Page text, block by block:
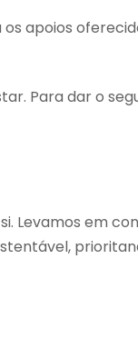
apoios
Para dar o
Levamos em